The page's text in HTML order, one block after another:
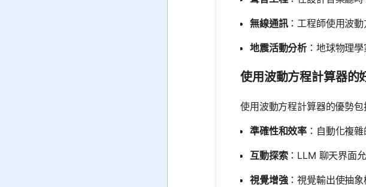
無線通訊：工程師使用波
地震活動分析 ：地球物理
使用波動方程計算器的
使用波動方程計算器的優勢包
準確性和效率 ：自動化複
互動探索：LLM 聊天界面
視覺增強：視覺輸出使抽